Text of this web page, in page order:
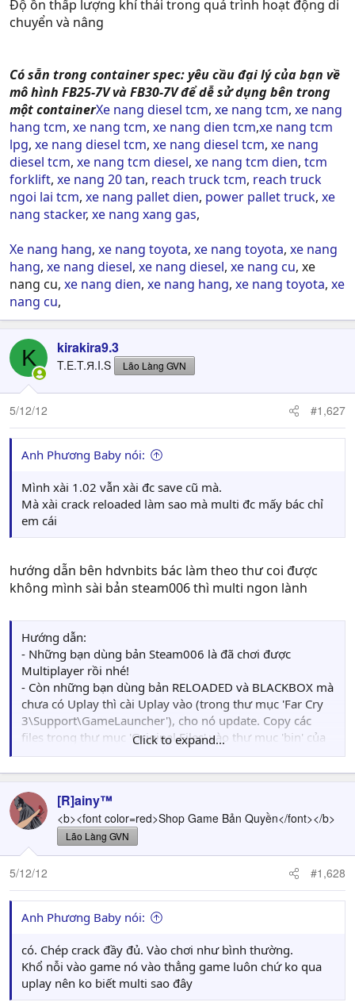
Độ ồn thấp lượng khí thải trong quá trình hoạt động di
chuyển và nâng
Có sẵn trong container spec: yêu cầu đại lý của bạn về
mô hình FB25-7V và FB30-7V để dễ sử dụng bên trong
một containerXe nang diesel tcm, xe nang tcm, xe nang
hang tcm, xe nang tcm, xe nang dien tcm,xe nang tcm
lpg, xe nang diesel tcm, xe nang diesel tcm, xe nang
diesel tcm, xe nang tcm diesel, xe nang tcm dien, tcm
forklift, xe nang 20 tan, reach truck tcm, reach truck
ngoi lai tcm, xe nang pallet dien, power pallet truck, xe
nang stacker, xe nang xang gas,
Xe nang hang, xe nang toyota, xe nang toyota, xe nang
hang, xe nang diesel, xe nang diesel, xe nang cu, xe
nang cu, xe nang dien, xe nang hang, xe nang toyota, xe
nang cu,
K kirakira9.3
T.E.T.Я.I.S Lão Làng GVN
5/12/12 #1,627
Anh Phương Baby nói:
Mình xài 1.02 vẫn xài đc save cũ mà.
Mà xài crack reloaded làm sao mà multi đc mấy bác chỉ
em cái
hướng dẫn bên hdvnbits bác làm theo thư coi được
không mình sài bản steam006 thì multi ngon lành
Hướng dẫn:
- Những bạn dùng bản Steam006 là đã chơi được
Multiplayer rồi nhé!
- Còn những bạn dùng bản RELOADED và BLACKBOX mà
chưa có Uplay thì cài Uplay vào (trong thư mục 'Far Cry
3\Support\GameLauncher'), cho nó update. Copy các
files trong thư mục 'Original Files' vào thư mục 'bin' của
game, copy các files trong thư mục 'Uplay crack' vào thư
mục 'Ubisoft\Ubisoft Game Launcher', chạy
Registry tìm khoá
'HKEY_LOCAL_MACHINE\SOFTWARE\Wow6432Node\Ubi
soft\Far Cry 3' (Win 64bit) hoặc
'HKEY_LOCAL_MACHINE\SOFTWARE\Ubisoft\Far Cry 3'
(Win32bit), sửa file InstallDir thành đường dẫn đến thư
mục Far Cry 3 trong máy.
Bản Steam006 mà ko vào đc multi thì có thể làm lại theo
cách này.
Click to expand...
[R]ainy™
<b><font color=red>Shop Game Bản Quyền</font></b>
Lão Làng GVN
5/12/12 #1,628
Anh Phương Baby nói:
có. Chép crack đầy đủ. Vào chơi như bình thường.
Khổ nỗi vào game nó vào thẳng game luôn chứ ko qua
uplay nên ko biết multi sao đây